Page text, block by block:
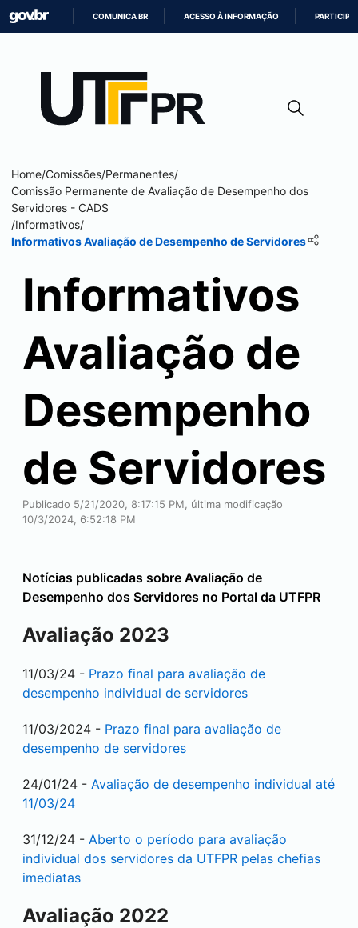
CONTEÚDO
COMUNICA BR ACESSO À INFORMAÇÃO PARTICIPE
Home/Comissões/Permanentes/
Comissão Permanente de Avaliação de Desempenho dos
Servidores - CADS
/Informativos/
Informativos Avaliação de Desempenho de Servidores
Informativos
Avaliação de
Desempenho
de Servidores
Publicado 5/21/2020, 8:17:15 PM, última modificação
10/3/2024, 6:52:18 PM
Notícias publicadas sobre Avaliação de
Desempenho dos Servidores no Portal da UTFPR
Avaliação 2023
11/03/24 - Prazo final para avaliação de
desempenho individual de servidores
11/03/2024 - Prazo final para avaliação de
desempenho de servidores
24/01/24 - Avaliação de desempenho individual até
11/03/24
31/12/24 - Aberto o período para avaliação
individual dos servidores da UTFPR pelas chefias
imediatas
Avaliação 2022